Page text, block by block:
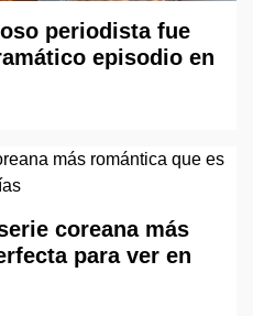
periodista fue
episodio en
coreana más
para ver en